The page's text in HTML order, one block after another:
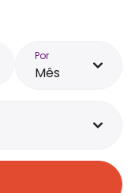
Por
Mês